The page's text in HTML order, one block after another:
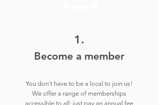
1.
Become a member
You don't have to be a local to join us!
We offer a range of memberships
accessible to all; just pay an annual fee